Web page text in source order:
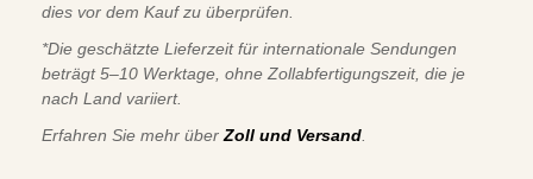
dies vor dem Kauf zu überprüfen.
*Die geschätzte Lieferzeit für internationale Sendungen
beträgt 5–10 Werktage, ohne Zollabfertigungszeit, die je
nach Land variiert.
Erfahren Sie mehr über Zoll und Versand